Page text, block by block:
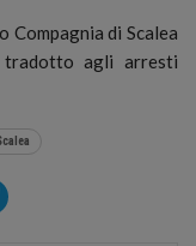
Compagnia di Scalea
agli arresti